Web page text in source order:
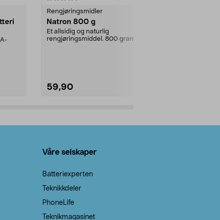
Rengjøringsmidler
Natron 800 g
Et allsidig og naturlig
rengjøringsmiddel. 800 gram
59,90
Våre selskaper
Batteriexperten
Teknikkdeler
PhoneLife
Teknikmagasinet